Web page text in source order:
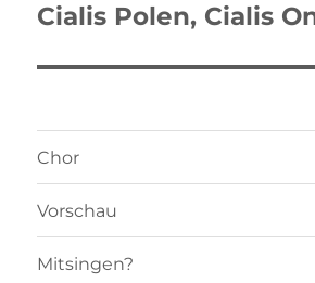
Nächster
Cialis Polen, Cialis
Chor
Vorschau
Mitsingen?